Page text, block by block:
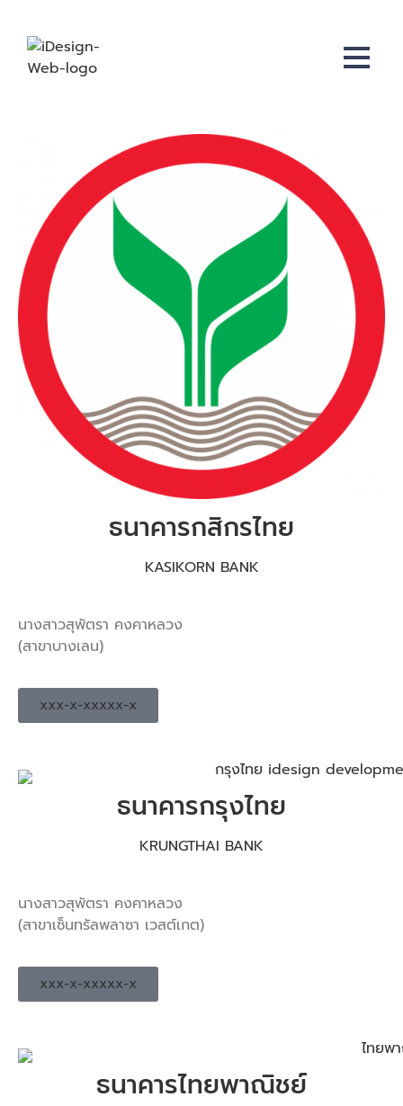
ธนาคารกสิกรไทย
KASIKORN BANK
นางสาวสุพัตรา คงคาหลวง
(สาขาบางเลน)
xxx-x-xxxxx-x
ธนาคารกรุงไทย
KRUNGTHAI BANK
นางสาวสุพัตรา คงคาหลวง
(สาขาเซ็นทรัลพลาซา เวสต์เกต)
xxx-x-xxxxx-x
ธนาคารไทยพาณิชย์